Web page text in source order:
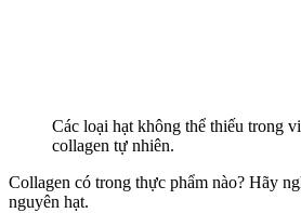
Các loại hạt không thể thiếu trong
collagen tự nhiên.
Collagen có trong thực phẩm nào? Hãy
nguyên hạt.